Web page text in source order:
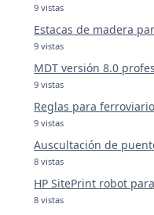
9 vistas
Estacas de madera
9 vistas
MDT versión 8.0
9 vistas
Reglas para ferroviario
9 vistas
Auscultación de
8 vistas
HP SitePrint robot
8 vistas